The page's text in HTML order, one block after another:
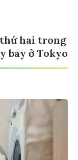
hai trong
bay ở Tokyo